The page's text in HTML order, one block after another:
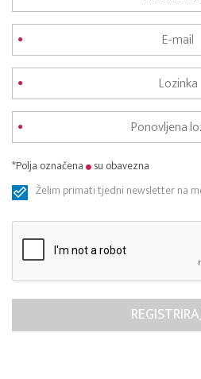
*Polja označena
su obavezna
Želim primati tjedni newsletter na